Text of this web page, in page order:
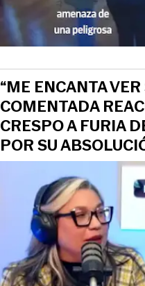
“ME ENCANTA
COMENTADA
CRESPO A FURIA
POR SU